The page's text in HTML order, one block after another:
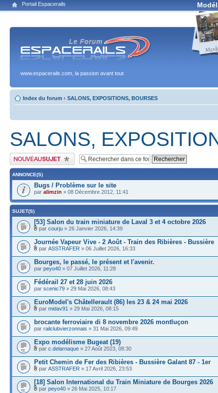
Portail Espacerails
www.espacerails.com, la passion avant tout
Index du forum ‹ SALONS, EXPOSITIONS, BOURSES
SALONS,
Publier un nouveau sujet
ANNONCE(S)
Bugs / Problème sur le site
par alimzin » 08 Décembre 2012, 11:41
SUJET(S)
[53] Salon du train miniature de Laval 3 et 4 octobre 2026
par courju » 26 Janvier 2026, 14:39
Journée Vapeur Vive - 2 Août - Train des Ribières - Bussière
par ASSTRAFER » 06 Juillet 2026, 16:33
Bourges, le passé, le présent et l'avenir.
par peyo40 » 07 Juillet 2026, 11:28
Fédérail 27 et 28 juin 2026
par scenic79 » 29 Mai 2026, 08:43
EuroModel's Châtellerault (86) les 23 & 24 mai 2026
par midav91 » 29 Mai 2026, 08:15
brocante ferroviaire di 8 novembre 2026 montluçon
par railclubvierzonnais » 31 Mai 2026, 09:49
Expo modélisme Bugeat (19)
par c.delarnaque » 27 Août 2023, 08:30
Petit Chemin de Fer des Ribières - Bussière Galant 87 - 1er
par ASSTRAFER » 17 Avril 2026, 23:53
[18] Salon International du Train Miniature de Bourges 2026
par peyo40 » 26 Mai 2025, 10:17